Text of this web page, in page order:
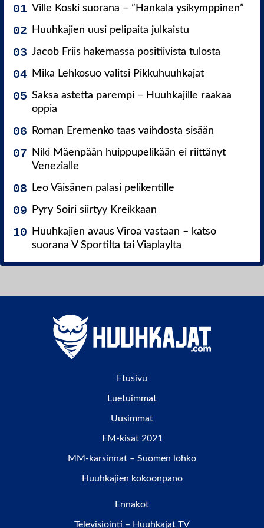
Ville Koski suorana – ”Hankala ysikymppinen”
Huuhkajien uusi pelipaita julkaistu
Jacob Friis hakemassa positiivista tulosta
Mika Lehkosuo valitsi Pikkuhuuhkajat
Saksa astetta parempi – Huuhkajille raakaa
oppia
Roman Eremenko taas vaihdosta sisään
Niki Mäenpään huippupelikään ei riittänyt
Venezialle
Leo Väisänen palasi pelikentille
Pyry Soiri siirtyy Kreikkaan
Huuhkajien avaus Viroa vastaan – katso
suorana V Sportilta tai Viaplaylta
Etusivu
Luetuimmat
Uusimmat
EM-kisat 2021
MM-karsinnat – Suomen lohko
Huuhkajien kokoonpano
Ennakot
Televisiointi – Huuhkajat TV